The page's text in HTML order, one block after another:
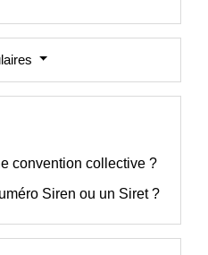
convention collective ?
Siren ou un Siret ?